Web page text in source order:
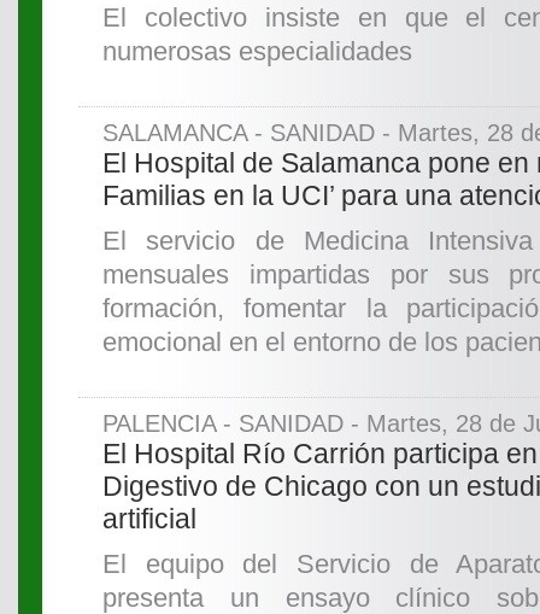
El colectivo insiste en que el
numerosas especialidades
SALAMANCA - SANIDAD - Martes, 28
El Hospital de Salamanca pone en
Familias en la UCI’ para una
El servicio de Medicina
mensuales impartidas por sus
formación, fomentar la
emocional en el entorno de los
PALENCIA - SANIDAD - Martes, 28 de
El Hospital Río Carrión participa
Digestivo de Chicago con un
artificial
El equipo del Servicio de
presenta un ensayo clínico